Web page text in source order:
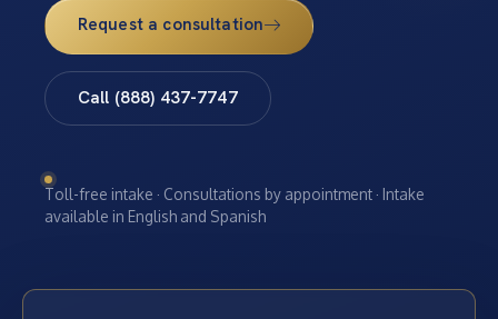
Request a consultation
Call (888) 437-7747
Toll-free intake · Consultations by appointment · Intake
available in English and Spanish